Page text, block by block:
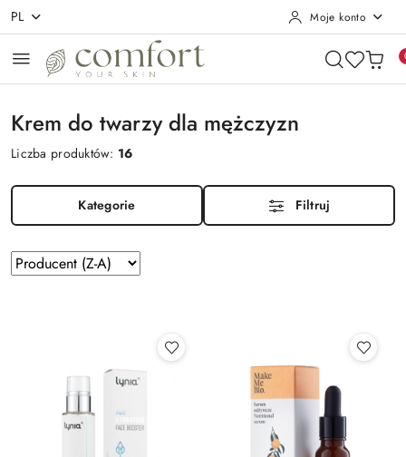
Przejdź do treści głównej
Przejdź do wyszukiwarki
Przejdź do moje konto
Przejdź do menu głównego
Przejdź do stopki
PL Moje konto
Krem do twarzy dla mężczyzn
Liczba produktów: 16
Kategorie Filtruj
Zastosowano
sortowanie:
Sortuj
według